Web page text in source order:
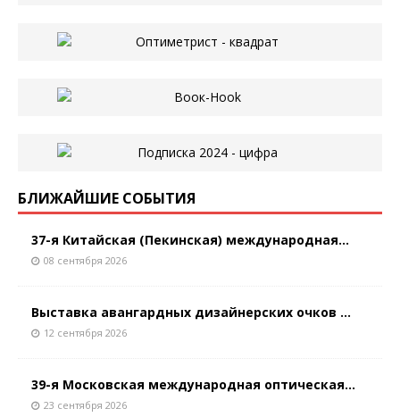
БЛИЖАЙШИЕ СОБЫТИЯ
37-я Китайская (Пекинская) международная...
08 сентября 2026
Выставка авангардных дизайнерских очков ...
12 сентября 2026
39-я Московская международная оптическая...
23 сентября 2026